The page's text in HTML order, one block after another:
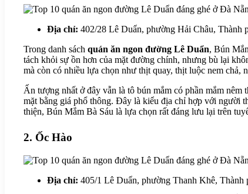
Địa chỉ: 402/28 Lê Duẩn, phường Hải Châu, Thành
Trong danh sách quán ăn ngon đường Lê Duẩn, Bún
tách khỏi sự ồn hơn của mặt đường chính, nhưng bù lại
mà còn có nhiều lựa chọn như thịt quay, thịt luộc nem chả,
Ấn tượng nhất ở đây vẫn là tô bún mắm có phần mắm
mặt bằng giá phổ thông. Đây là kiểu địa chỉ hợp với người
thiện, Bún Mắm Bà Sáu là lựa chọn rất đáng lưu lại trên
2. Ốc Hào
Địa chỉ: 405/1 Lê Duẩn, phường Thanh Khê, Thành